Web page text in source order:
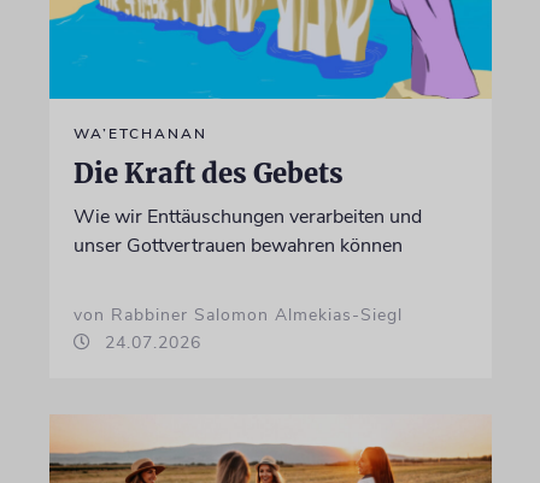
WA’ETCHANAN
Die Kraft des Gebets
Wie wir Enttäuschungen verarbeiten und
unser Gottvertrauen bewahren können
von Rabbiner Salomon Almekias-Siegl
24.07.2026